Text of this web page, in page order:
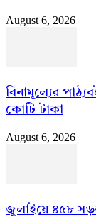
August 6, 2026
বিনামূল্যের
কোটি টাকা
August 6, 2026
জুলাইয়ে ৪৫৮ সড়ক